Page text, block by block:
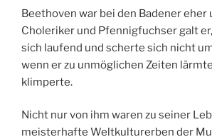
Beethoven war bei den Badener eher
Choleriker und Pfennigfuchser galt
sich laufend und scherte sich nicht
wenn er zu unmöglichen Zeiten
klimperte.
Nicht nur von ihm waren zu seiner
meisterhafte Weltkulturerben der